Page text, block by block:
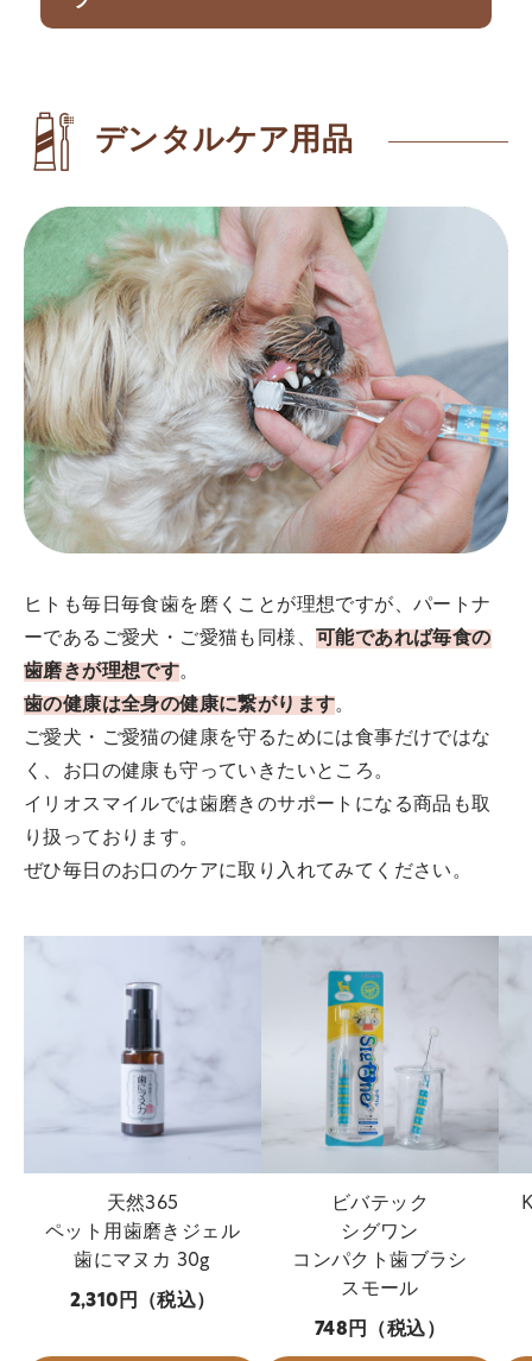
デンタルケア用品
ヒトも毎日毎食歯を磨くことが理想ですが、パートナ
ーであるご愛犬・ご愛猫も同様、
可能であれば毎食の
歯磨きが理想です。
歯の健康は全身の健康に繋がります。
ご愛犬・ご愛猫の健康を守るためには食事だけではな
く、お口の健康も守っていきたいところ。
イリオスマイルでは歯磨きのサポートになる商品も取
り扱っております。
ぜひ毎日のお口のケアに取り入れてみてください。
天然365
ペット用歯磨きジェル
歯にマヌカ 30g
2,310円（税込）
ビバテック
シグワン
コンパクト歯ブラシ
スモール
748円（税込）